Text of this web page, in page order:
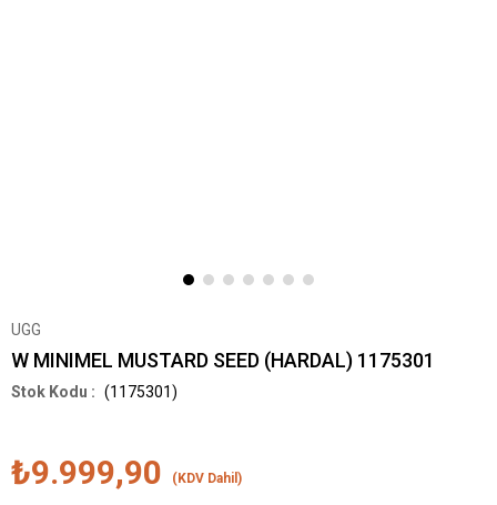
UGG
W MINIMEL MUSTARD SEED (HARDAL) 1175301
(1175301)
₺9.999,90 (KDV Dahil)